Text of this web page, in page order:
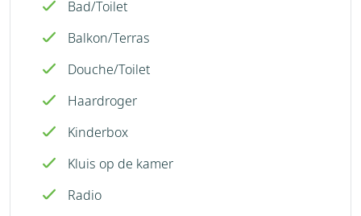
Bad/Toilet
Balkon/Terras
Douche/Toilet
Haardroger
Kinderbox
Kluis op de kamer
Radio